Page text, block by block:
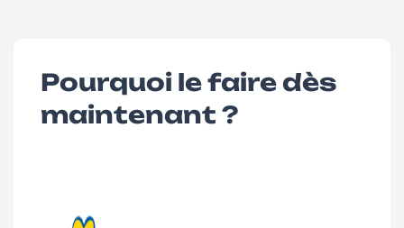
Pourquoi le faire dès
maintenant ?